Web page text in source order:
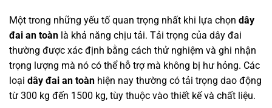
Một trong những yếu tố quan trọng nhất khi lựa chọn dây
đai an toàn là khả năng chịu tải. Tải trọng của dây đai
thường được xác định bằng cách thử nghiệm và ghi nhận
trọng lượng mà nó có thể hỗ trợ mà không bị hư hỏng. Các
loại dây đai an toàn hiện nay thường có tải trọng dao động
từ 300 kg đến 1500 kg, tùy thuộc vào thiết kế và chất liệu.